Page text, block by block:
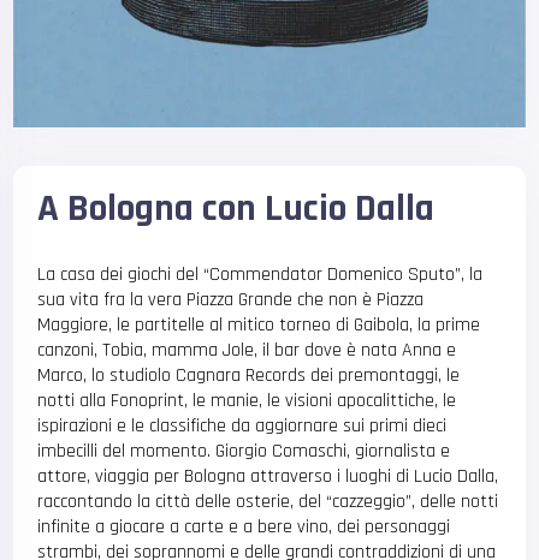
A Bologna con Lucio Dalla
La casa dei giochi del “Commendator Domenico Sputo”, la
sua vita fra la vera Piazza Grande che non è Piazza
Maggiore, le partitelle al mitico torneo di Gaibola, la prime
canzoni, Tobia, mamma Jole, il bar dove è nata Anna e
Marco, lo studiolo Cagnara Records dei premontaggi, le
notti alla Fonoprint, le manie, le visioni apocalittiche, le
ispirazioni e le classifiche da aggiornare sui primi dieci
imbecilli del momento. Giorgio Comaschi, giornalista e
attore, viaggia per Bologna attraverso i luoghi di Lucio Dalla,
raccontando la città delle osterie, del “cazzeggio”, delle notti
infinite a giocare a carte e a bere vino, dei personaggi
strambi, dei soprannomi e delle grandi contraddizioni di una